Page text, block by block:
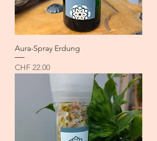
Aura-Spray Erdung
Preis
CHF 22.00